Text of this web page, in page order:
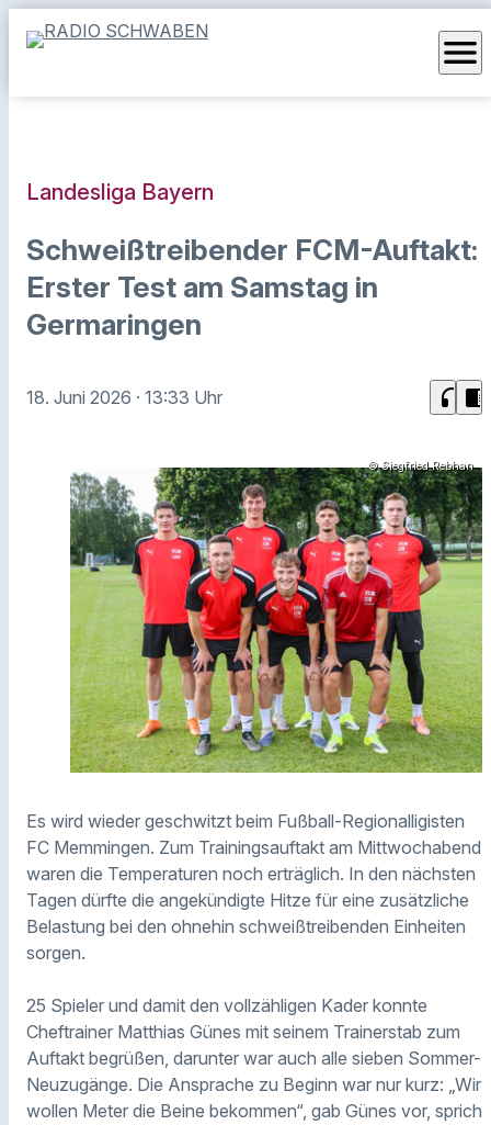
menu
Landesliga Bayern
Schweißtreibender FCM-Auftakt:
Erster Test am Samstag in
Germaringen
18. Juni 2026 · 13:33 Uhr headphones chrome_reader_mode
© Siegfried Rebhan
Es wird wieder geschwitzt beim Fußball-Regionalligisten
FC Memmingen. Zum Trainingsauftakt am Mittwochabend
waren die Temperaturen noch erträglich. In den nächsten
Tagen dürfte die angekündigte Hitze für eine zusätzliche
Belastung bei den ohnehin schweißtreibenden Einheiten
sorgen.
25 Spieler und damit den vollzähligen Kader konnte
Cheftrainer Matthias Günes mit seinem Trainerstab zum
Auftakt begrüßen, darunter war auch alle sieben Sommer-
Neuzugänge. Die Ansprache zu Beginn war nur kurz: „Wir
wollen Meter die Beine bekommen“, gab Günes vor, sprich